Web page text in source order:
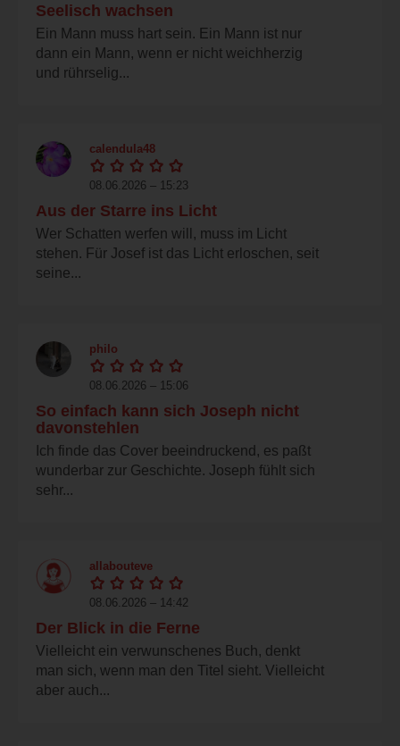
Seelisch wachsen
Ein Mann muss hart sein. Ein Mann ist nur
dann ein Mann, wenn er nicht weichherzig
und rührselig...
calendula48
08.06.2026 – 15:23
Aus der Starre ins Licht
Wer Schatten werfen will, muss im Licht
stehen. Für Josef ist das Licht erloschen, seit
seine...
philo
08.06.2026 – 15:06
So einfach kann sich Joseph nicht
davonstehlen
Ich finde das Cover beeindruckend, es paßt
wunderbar zur Geschichte. Joseph fühlt sich
sehr...
allabouteve
08.06.2026 – 14:42
Der Blick in die Ferne
Vielleicht ein verwunschenes Buch, denkt
man sich, wenn man den Titel sieht. Vielleicht
aber auch...